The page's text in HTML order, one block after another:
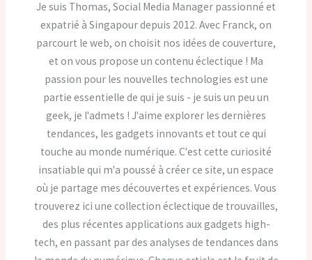
Je suis Thomas, Social Media Manager passionné et
expatrié à Singapour depuis 2012. Avec Franck, on
parcourt le web, on choisit nos idées de couverture,
et on vous propose un contenu éclectique ! Ma
passion pour les nouvelles technologies est une
partie essentielle de qui je suis - je suis un peu un
geek, je l'admets ! J'aime explorer les dernières
tendances, les gadgets innovants et tout ce qui
touche au monde numérique. C'est cette curiosité
insatiable qui m'a poussé à créer ce site, un espace
où je partage mes découvertes et expériences. Vous
trouverez ici une collection éclectique de trouvailles,
des plus récentes applications aux gadgets high-
tech, en passant par des analyses de tendances dans